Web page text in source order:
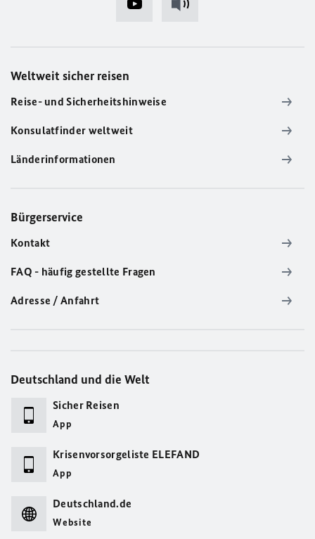
Weltweit sicher reisen
Reise- und Sicherheitshinweise
Konsulatfinder weltweit
Länderinformationen
Bürgerservice
Kontakt
FAQ - häufig gestellte Fragen
Adresse / Anfahrt
Deutschland und die Welt
Sicher Reisen
App
Krisenvorsorgeliste ELEFAND
App
Deutschland.de
Website